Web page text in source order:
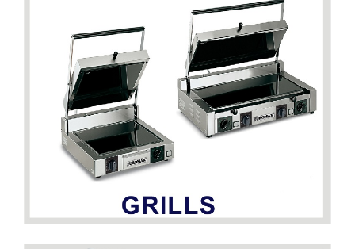
DETAILS